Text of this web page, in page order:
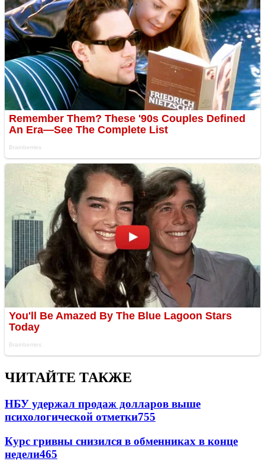
ЧИТАЙТЕ ТАКЖЕ
НБУ удержал продаж долларов выше
психологической отметки755
Курс гривны снизился в обменниках в конце
недели465